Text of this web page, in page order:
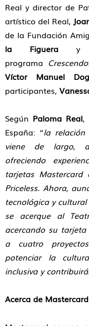
Real y director de
artístico del Real,
de la Fundación
la Figuera y
programa Crescendo
Víctor Manuel
participantes,
Según Paloma Real,
España: “la
viene de largo,
ofreciendo
tarjetas
Priceless. Ahora,
tecnológica y
se acerque al
acercando su
a cuatro
potenciar la
inclusiva y
Acerca de Mastercard